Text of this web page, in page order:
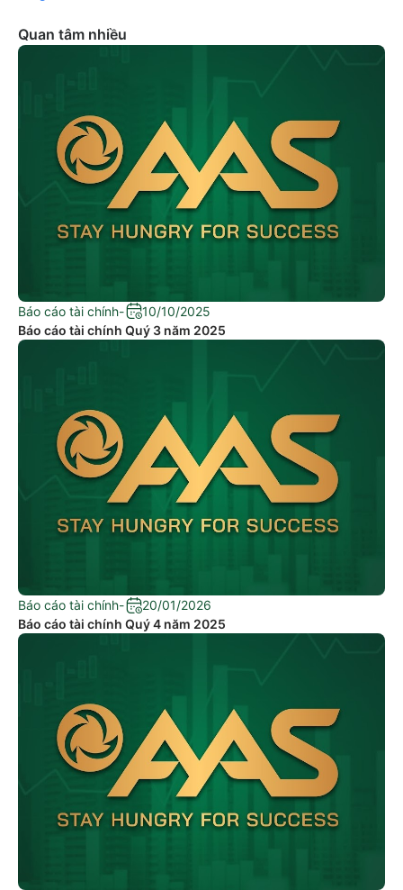
Quan tâm nhiều
Báo cáo tài chính-
10/10/2025
Báo cáo tài chính Quý 3 năm 2025
Báo cáo tài chính-
20/01/2026
Báo cáo tài chính Quý 4 năm 2025